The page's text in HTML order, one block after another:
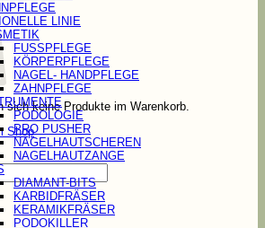
sich keine Produkte im Warenkorb.
Shop
LINIE
FUSSPFLEGE
KÖRPERPFLEGE
NAGEL- HANDPFLEGE
ZAHNPFLEGE
PODOLOGIE
PRO PUSHER
NAGELHAUTSCHEREN
NAGELHAUTZANGE
DIAMANT-BITS
KARBIDFRÄSER
KERAMIKFRÄSER
PODOKILLER